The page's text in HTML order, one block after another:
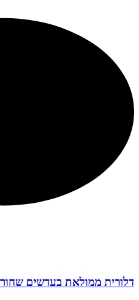
דלורית ממולאת בעדשים